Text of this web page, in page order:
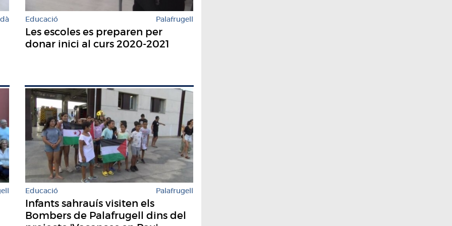
Educació Palafrugell
Les escoles es preparen per
donar inici al curs 2020-2021
Educació Palafrugell
Infants sahrauís visiten els
Bombers de Palafrugell dins del